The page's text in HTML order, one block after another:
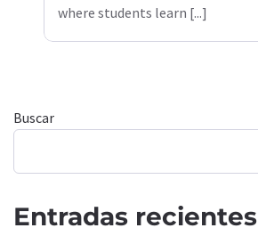
where students learn [...]
Buscar
Entradas recientes